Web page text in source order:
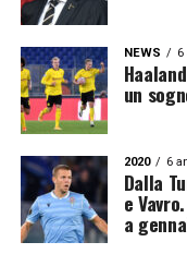
NEWS
un
2020 6
Dalla
e
a